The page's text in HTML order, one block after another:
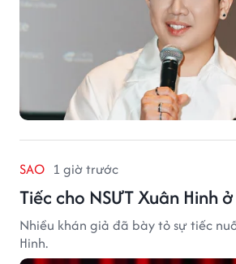
SAO 1 giờ trước
Tiếc cho NSƯT Xuân Hinh
Nhiều khán giả đã bày tỏ sự tiếc
Hinh.